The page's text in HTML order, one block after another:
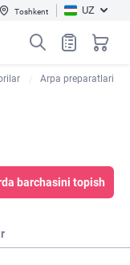
Toshkent UZ
Arpa preparatlari
barchasini topish